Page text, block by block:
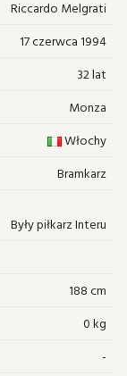
Riccardo Melgrati
17 czerwca 1994
32 lat
Monza
Włochy
Bramkarz
Były piłkarz Interu
188 cm
0 kg
-